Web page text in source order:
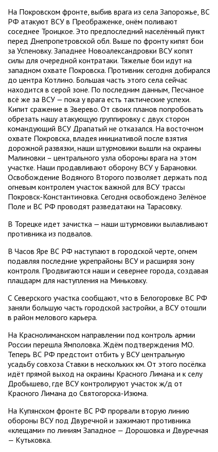
На Покровском фронте, выбив врага из села Запорожье, ВС
РФ атакуют ВСУ в Преображенке, онём поливают
соседнее Троицкое. Это предпоследний населённый пункт
перед Днепропетровской обл. Выше по фронту кипят бои
за Успеновку. Западнее Новоалександровки ВСУ копят
силы для очередной контратаки. Тяжелые бои идут на
западном охвате Покровска. Противник сегодня добирался
до центра Котлино. Большая часть этого села сейчас
находится в серой зоне. По последним данным, Песчаное
всё же за ВСУ — пока у врага есть тактические успехи.
Кипит сражение в Зверево. От своих планов попробовать
обрезать нашу атакующую группировку с двух сторон
командующий ВСУ Драпатый не отказался. На восточном
охвате Покровска, владея инициативой после взятия
дорожной развязки, наши штурмовики вышли на окраины
Малиновки – центрального узла обороны врага на этом
участке. Наши продавливают оборону ВСУ у Барановки.
Освобождение Водяного Второго позволяет держать под
огневым контролем участок важной для ВСУ трассы
Покровск-Константиновка. Сегодня освобождено Зелёное
Поле и ВС РФ проводят разведатаки на Тарасовку.
В Торецке идет зачистка — наши штурмовики вылавливают
противника из подвалов.
В Часов Яре ВС РФ наступают в городской черте, огнем
подавляя последние укрепрайоны ВСУ и расширяя зону
контроля. Продвигаются наши и севернее города, создавая
плацдарм для наступления на Миньковку.
С Северского участка сообщают, что в Белогоровке ВС РФ
заняли большую часть городской застройки, а ВСУ отошли
в район мелового карьера.
На Краснолиманском направлении под контроль армии
России перешла Ямполовка. Ждём подтверждения МО.
Теперь ВС РФ предстоит отбить у ВСУ центральную
усадьбу совхоза Ставки в нескольких км. От этого посёлка
идёт прямой выход на окраины Красного Лимана и к селу
Дробышево, где ВСУ контролируют участок ж/д от
Красного Лимана до Святогорска-Изюма.
На Купянском фронте ВС РФ прорвали вторую линию
обороны ВСУ под Двуречной и зажимают противника
«клещами» по линиям Западное — Дорошовка и Двуречная
— Кутьковка.